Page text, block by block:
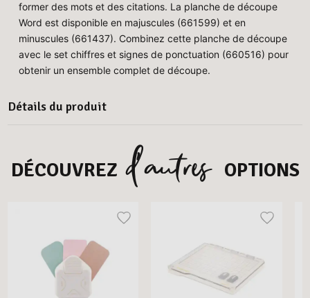
former des mots et des citations. La planche de découpe
Word est disponible en majuscules (661599) et en
minuscules (661437). Combinez cette planche de découpe
avec le set chiffres et signes de ponctuation (660516) pour
obtenir un ensemble complet de découpe.
Détails du produit
DÉCOUVREZ d’autres OPTIONS